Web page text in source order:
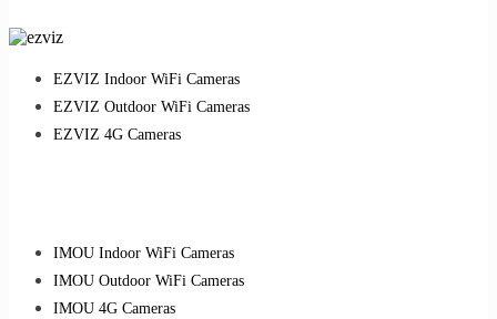
EZVIZ Indoor WiFi Cameras
EZVIZ Outdoor WiFi Cameras
EZVIZ 4G Cameras
IMOU Indoor WiFi Cameras
IMOU Outdoor WiFi Cameras
IMOU 4G Cameras